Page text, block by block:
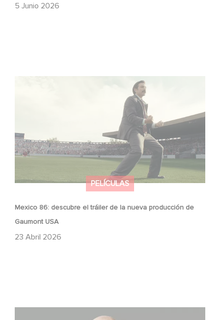
5 Junio 2026
PELÍCULAS
Mexico 86: descubre el tráiler de la nueva producción de
Gaumont USA
23 Abril 2026
Mexico 86: descubre el tráiler de la nueva producción de
Gaumont USA adquiere OPUS, una investigación sobre